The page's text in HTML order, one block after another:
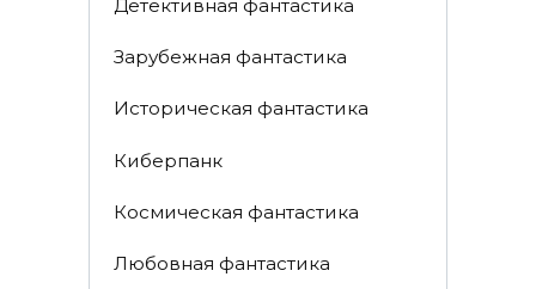
Детективная фантастика
Зарубежная фантастика
Историческая фантастика
Киберпанк
Космическая фантастика
Любовная фантастика